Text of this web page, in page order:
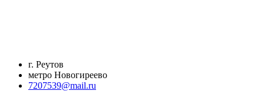
г. Реутов
метро Новогиреево
7207539@mail.ru